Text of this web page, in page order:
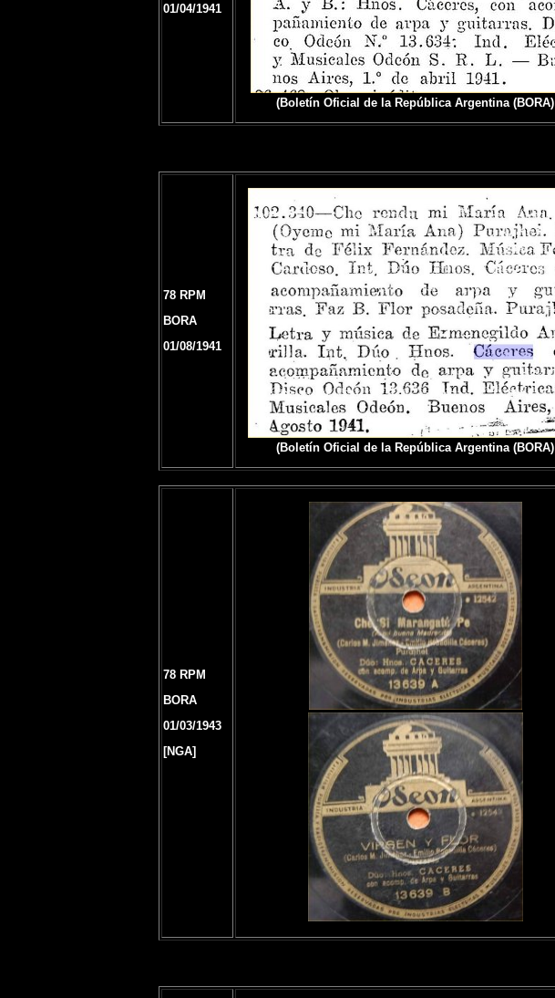
01/04/1941
(Boletín Oficial de la República Argentina (BORA)
78 RPM
BORA
01/08/1941
(Boletín Oficial de la República Argentina (BORA)
78 RPM
BORA
01/03/1943
[NGA]